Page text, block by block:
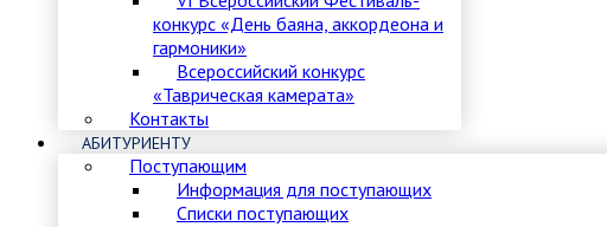
конкурс «День баяна, аккордеона и
гармоники»
Всероссийский конкурс
«Таврическая камерата»
Контакты
АБИТУРИЕНТУ
Поступающим
Информация для поступающих
Списки поступающих